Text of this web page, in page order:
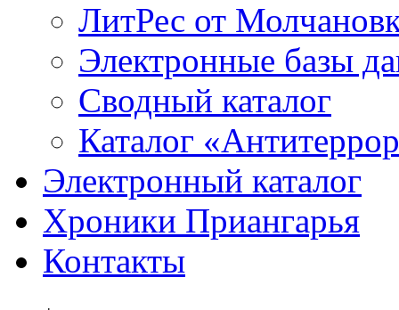
ЛитРес от
Электронные базы
Сводный каталог
Каталог
Электронный каталог
Хроники Приангарья
Контакты